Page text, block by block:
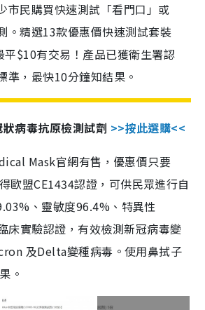
市民購買快速測試「看門口」或
。精選13款優惠價快速測試套裝
平$10有交易！產品已獲衛生署認
準，最快10分鐘知結果。
病毒抗原檢測試劑 >>按此選購<<
Mask官網有售，優惠價只要
歐盟CE1434認證，可供民眾進行自
、靈敏度96.4%、特異性
床實驗認證，有效檢測新冠病毒變
及Delta變種病毒。使用鼻拭子
。